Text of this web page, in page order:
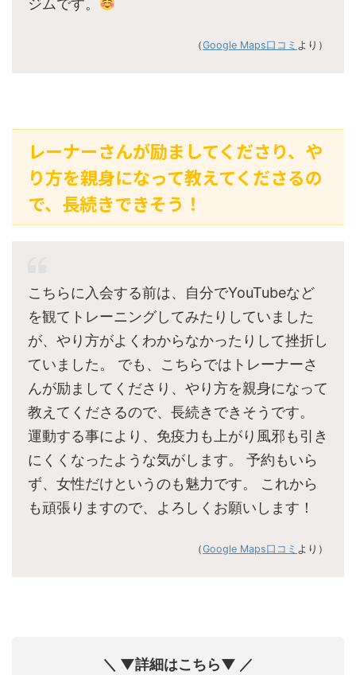
ジムです。
（Google Maps口コミ より）
レーナーさんが励ましてくださり、や
り方を親身になって教えてくださるの
で、長続きできそう！
こちらに入会する前は、自分でYouTubeなど
を観てトレーニングしてみたりしていました
が、やり方がよくわからなかったりして挫折し
ていました。 でも、こちらではトレーナーさ
んが励ましてくださり、やり方を親身になって
教えてくださるので、長続きできそうです。
運動する事により、免疫力も上がり風邪も引き
にくくなったような気がします。 予約もいら
ず、女性だけというのも魅力です。 これから
も頑張りますので、よろしくお願いします！
（Google Maps口コミ より）
＼ ▼詳細はこちら▼ ／